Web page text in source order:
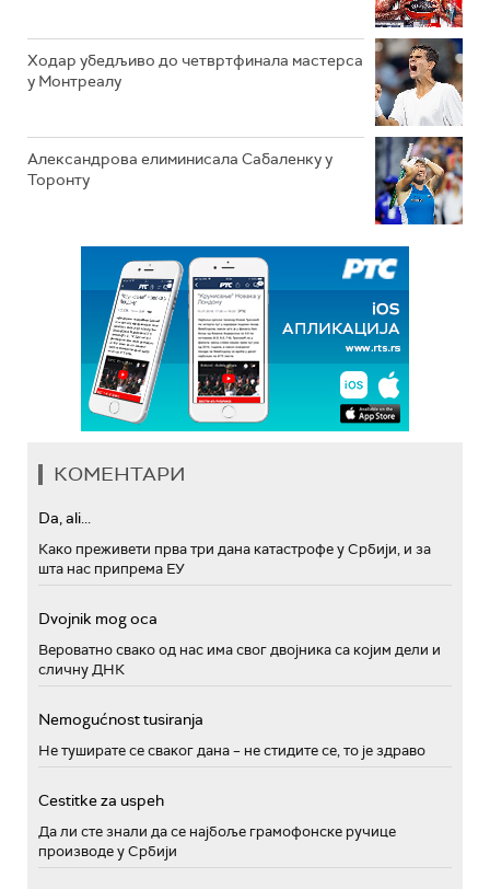
Ходар убедљиво до четвртфинала мастерса
у Монтреалу
Александрова елиминисала Сабаленку у
Торонту
КОМЕНТАРИ
Da, ali...
Како преживети прва три дана катастрофе у Србији, и за
шта нас припрема ЕУ
Dvojnik mog oca
Вероватно свако од нас има свог двојника са којим дели и
сличну ДНК
Nemogućnost tusiranja
Не туширате се сваког дана – не стидите се, то је здраво
Cestitke za uspeh
Да ли сте знали да се најбоље грамофонске ручице
производе у Србији